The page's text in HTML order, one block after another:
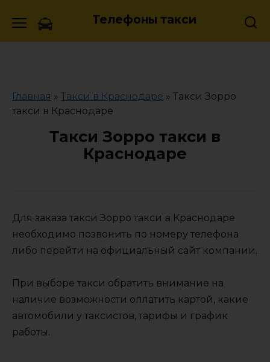
Телефоны такси
Главная » Такси в Краснодаре » Такси Зорро
такси в Краснодаре
Такси Зорро такси в
Краснодаре
Для заказа такси Зорро такси в Краснодаре
необходимо позвонить по номеру телефона
либо перейти на официальный сайт компании.
При выборе такси обратить внимание на
наличие возможности оплатить картой, какие
автомобили у таксистов, тарифы и график
работы.